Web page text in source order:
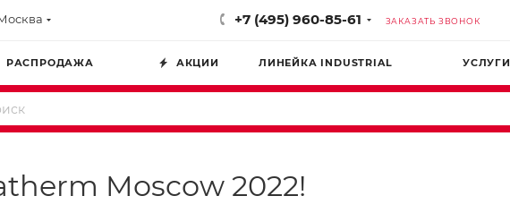
+7 (495) 960-85-61 ЗАКАЗАТЬ ЗВОНОК
РАСПРОДАЖА АКЦИИ ЛИНЕЙКА INDUSTRIAL УСЛУГИ
Moscow 2022!